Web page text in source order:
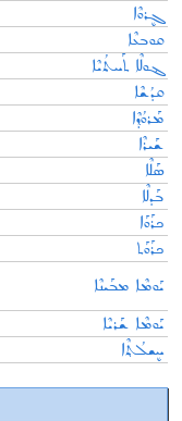
ܓܷܪܘܶܐ
ܩܘܒܥܶܐ
ܔܘܠܶܐ ܬܰܚܬܳܝܶܐ
ܩܕܳܫܶܐ
ܡܰܪܘܳܕ݂ܶܐ
ܫܰܝܪܶܐ
ܣܰܠܶܐ
ܒܰܕܠܶܐ
ܟܪܰܘܰܐ
ܟܪܰܘܰܬ
ܝܰܘܡܶܐ ܡܒܰܝܢܶܐ
ܝܰܘܡܶܐ ܫܰܪܝܶܐ
ܚܷܫܠܳܬ݂ܶܐ